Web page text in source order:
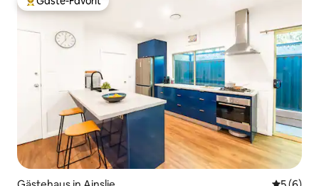
Beliebter Gäste-Favorit.